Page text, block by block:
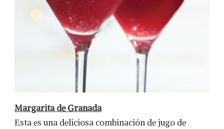
Margarita de Granada
Esta es una deliciosa combinación de jugo de